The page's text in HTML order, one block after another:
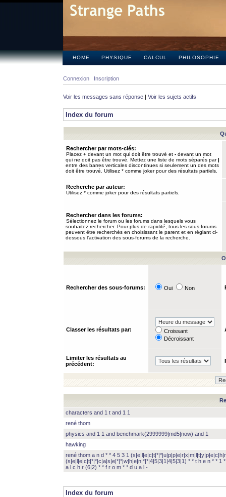
HOME PHYSIQUE CALCUL PHILOSOPHIE
Connexion Inscription
Voir les messages sans réponse | Voir les sujets actifs
Index du forum
Rechercher par mots-clés:
Placez + devant un mot qui doit être trouvé et - devant un mot
qui ne doit pas être trouvé. Mettez une liste de mots séparés par|
entre des barres verticales discontinues si seulement un des mots
doit être trouvé. Utilisez * comme joker pour des résultats partiels.
Recherche par auteur:
Utilisez * comme joker pour des résultats partiels.
Rechercher dans les forums:
Sélectionnez le forum ou les forums dans lesquels vous
souhaitez rechercher. Pour plus de rapidité, tous les sous-forums
peuvent être recherchés en choisissant le parent et en réglant ci-
dessous l’activation des sous-forums de la recherche.
Rechercher des sous-forums: Oui Non
Classer les résultats par:
Croissant
Décroissant
Limiter les résultats au
précédent:
characters and 1 t and 1 1
rené thom
physics and 1 1 and benchmark(2999999|md5|now) and 1
hawking
rené thom a n d * * 4 5 3 1
(s|e|l|e|c|t|*|*|c|a|s|e|*|*|w|h|e|n|*|*|4|5|3|1|4|5|3|1) * * t h e n * * 1
a l c h r (6|2) * * f r o m * * d u a l -
Index du forum